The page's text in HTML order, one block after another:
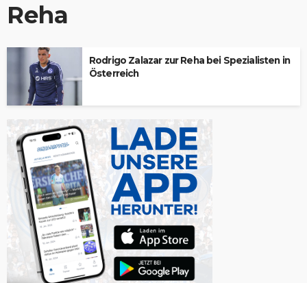
Reha
Rodrigo Zalazar zur Reha bei Spezialisten in
Österreich